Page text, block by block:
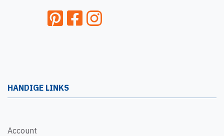
HANDIGE LINKS
Account